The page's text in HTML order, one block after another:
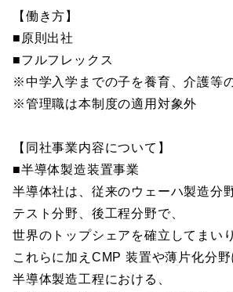
【働き方】
■原則出社
■フルフレックス
※中学入学までの子を養育、介護等
※管理職は本制度の適用対象外
【同社事業内容について】
■半導体製造装置事業
半導体社は、従来のウェーハ製造分
テスト分野、後工程分野で、
世界のトップシェアを確立してまい
これらに加えCMP 装置や薄片化分野
半導体製造工程における、